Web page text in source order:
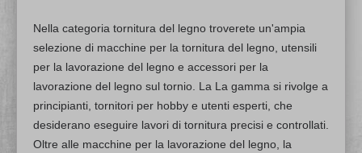
Nella categoria tornitura del legno troverete un'ampia
selezione di macchine per la tornitura del legno, utensili
per la lavorazione del legno e accessori per la
lavorazione del legno sul tornio. La La gamma si rivolge a
principianti, tornitori per hobby e utenti esperti, che
desiderano eseguire lavori di tornitura precisi e controllati.
Oltre alle macchine per la lavorazione del legno, la